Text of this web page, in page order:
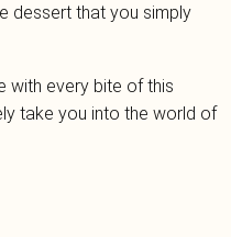
dessert that you simply
with every bite of this
take you into the world of